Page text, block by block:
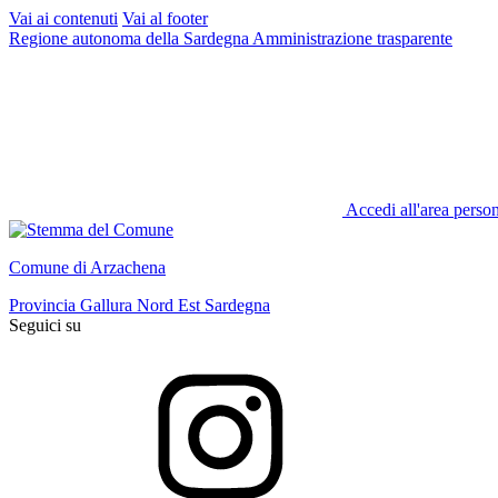
Vai ai contenuti Vai al footer
Regione autonoma della Sardegna Amministrazione trasparente
Accedi all'area
Comune di Arzachena
Provincia Gallura Nord Est Sardegna
Seguici su